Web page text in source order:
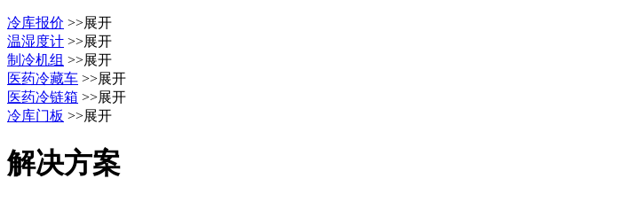
冷库报价 >>展开
温湿度计 >>展开
制冷机组 >>展开
医药冷藏车 >>展开
医药冷链箱 >>展开
冷库门板 >>展开
解决方案